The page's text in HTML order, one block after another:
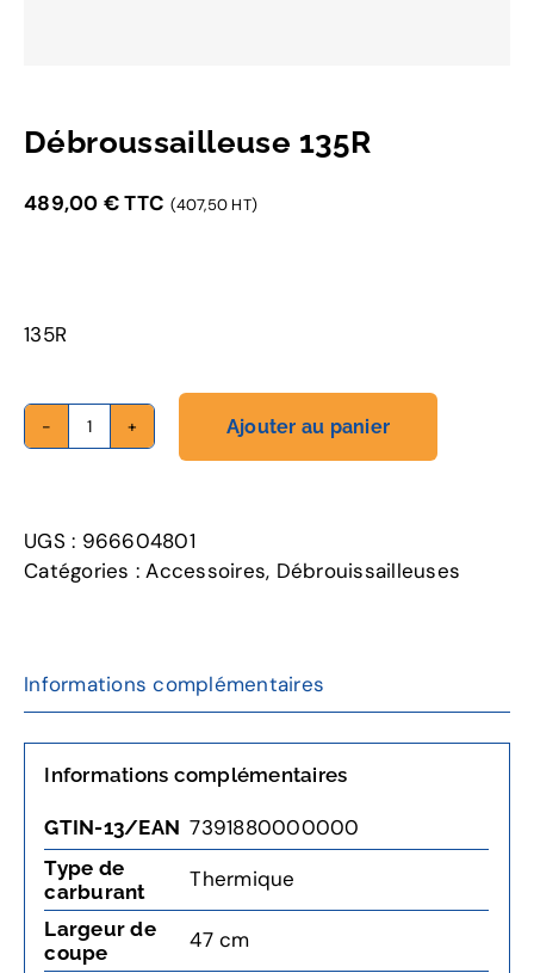
Débroussailleuse 135R
489,00 €TTC (407,50 HT)
135R
quantité
135R
Ajouter au panier
UGS : 966604801
Catégories :Accessoires, Débrouissailleuses
Informations complémentaires
Informations complémentaires
GTIN-13/EAN 7391880000000
Type de
carburant
Thermique
Largeur de
coupe
47 cm